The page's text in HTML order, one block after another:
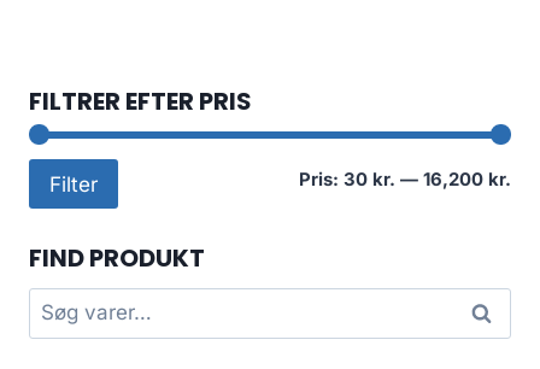
FILTRER EFTER PRIS
Filter Pris: 30 kr. — 16,200 kr.
FIND PRODUKT
Søg
efter:
Søg